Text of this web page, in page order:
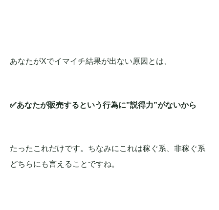
あなたがXでイマイチ結果が出ない原因とは、
✅あなたが販売するという行為に”説得力”がないから
たったこれだけです。ちなみにこれは稼ぐ系、非稼ぐ系
どちらにも言えることですね。